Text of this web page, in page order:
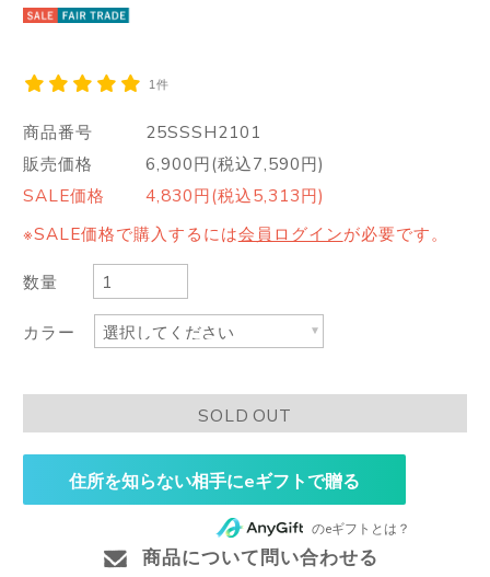
1件
商品番号
25SSSH2101
販売価格
6,900円(税込7,590円)
SALE価格
4,830円(税込5,313円)
※SALE価格で購入するには会員ログインが必要です。
数量
カラー
SOLD OUT
住所を知らない相手にeギフトで贈る
のeギフトとは？
商品について問い合わせる